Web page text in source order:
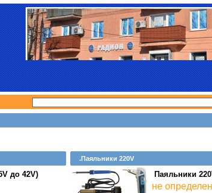
до 42V)
.Паяльники 220V
Паяльники
не